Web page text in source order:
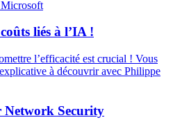
liés à l’IA !
l’efficacité est crucial ! Vous
à découvrir avec Philippe
Network Security